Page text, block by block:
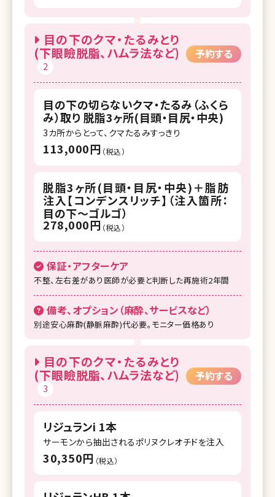
目の下のクマ・たるみとり
(下眼瞼脱脂、ハムラ法など)
2
予約する
目の下の切らないクマ・たるみ（ふくら
み）取り 脱脂3ヶ所(目頭・目尻・中央)
3カ所からとって、クマたるみすっきり
113,000円 （税込）
脱脂3ヶ所(目頭・目尻・中央)＋脂肪
注入【コンデンスリッチ】（注入箇所：
目の下～ゴルゴ）
278,000円 （税込）
保証・アフターケア
不整、左右差があり医師が必要と判断した再施術2年間
備考、オプション（麻酔、サービスなど）
別途安心麻酔(静脈麻酔)代必要。モニター価格あり
目の下のクマ・たるみとり
(下眼瞼脱脂、ハムラ法など)
3
予約する
リジュランi 1本
サーモンから抽出されるポリヌクレオチドを注入
30,350円 （税込）